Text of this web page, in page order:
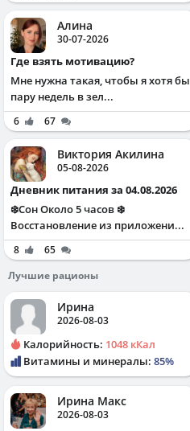
Алина
30-07-2026
Где взять мотивацию?
Мне нужна такая, чтобы я хотя бы
пару недель в зел...
6 67
Виктория Акилина
05-08-2026
Дневник питания за 04.08.2026
❄️Сон Около 5 часов ❄️
Восстановление из приложени...
8
65
Лучшие рационы
Ирина
2026-08-03
Калорийность: 1048 кКал
Витамины и минералы: 85%
Ирина Макс
2026-08-03